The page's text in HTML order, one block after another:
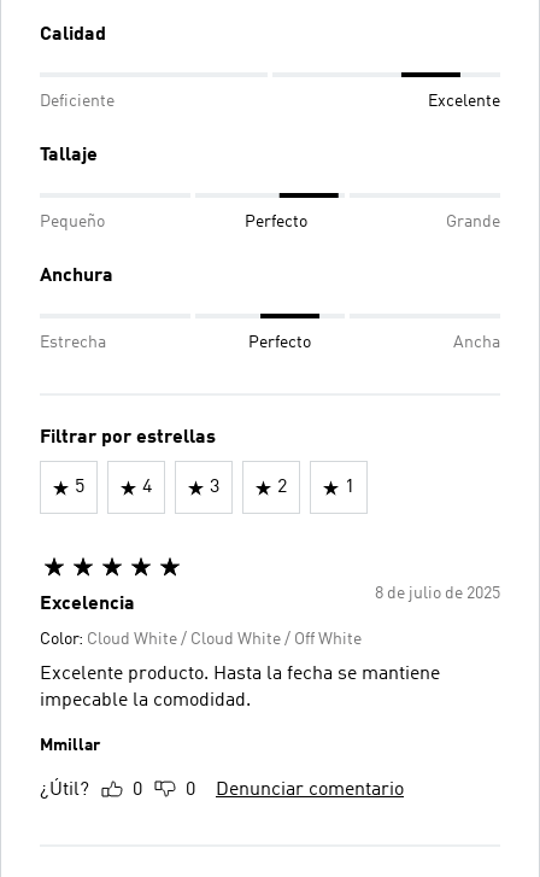
Calidad
Deficiente Excelente
Tallaje
Pequeño Perfecto Grande
Anchura
Estrecha Perfecto Ancha
Filtrar por estrellas
5 4 3 2 1
8 de julio de 2025
Excelencia
Color: Cloud White / Cloud White / Off White
Excelente producto. Hasta la fecha se mantiene
impecable la comodidad.
Mmillar
¿Útil? 0 0 Denunciar comentario